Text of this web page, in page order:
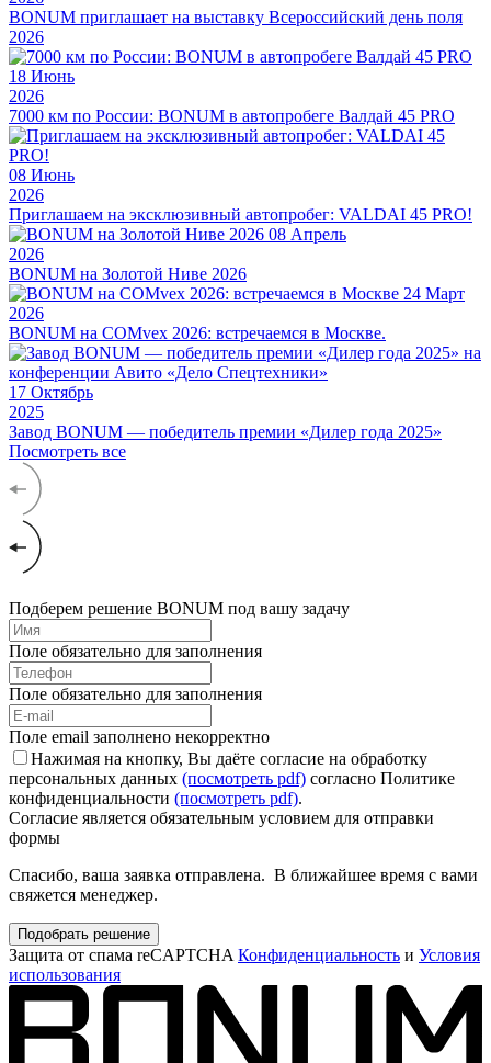
BONUM приглашает на выставку Всероссийский день поля
2026
18 Июнь
2026
7000 км по России: BONUM в автопробеге Валдай 45 PRO
08 Июнь
2026
Приглашаем на эксклюзивный автопробег: VALDAI 45 PRO!
08 Апрель
2026
BONUM на Золотой Ниве 2026
24 Март
2026
BONUM на COMvex 2026: встречаемся в Москве.
17 Октябрь
2025
Завод BONUM — победитель премии «Дилер года 2025»
Посмотреть все
Подберем решение BONUM под вашу задачу
Поле обязательно для заполнения
Поле обязательно для заполнения
Поле email заполнено некорректно
Нажимая на кнопку, Вы даёте согласие на обработку
персональных данных (посмотреть pdf) согласно Политике
конфиденциальности (посмотреть pdf).
Согласие является обязательным условием для отправки
формы
Спасибо, ваша заявка отправлена. В ближайшее время с вами
свяжется менеджер.
Подобрать решение
Защита от спама reCAPTCHA Конфиденциальность и Условия
использования